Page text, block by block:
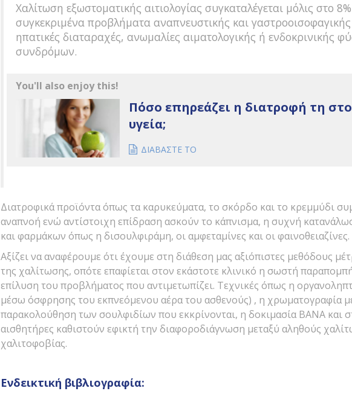
Χαλίτωση εξωστοματικής αιτιολογίας συγκαταλέγεται μόλις στο
συγκεκριμένα προβλήματα αναπνευστικής και γαστροοισοφαγικής
ηπατικές διαταραχές, ανωμαλίες αιματολογικής ή ενδοκρινικής
συνδρόμων.
You'll also enjoy this!
Πόσο επηρεάζει η διατροφή τη
υγεία;
ΔΙΑΒΑΣΤΕ ΤΟ
Διατροφικά προϊόντα όπως τα καρυκεύματα, το σκόρδο και το κρεμμύδι
αναπνοή ενώ αντίστοιχη επίδραση ασκούν το κάπνισμα, η συχνή
και φαρμάκων όπως η δισουλφιράμη, οι αμφεταμίνες και οι φαινοθειαζίνες.
Αξίζει να αναφέρουμε ότι έχουμε στη διάθεση μας αξιόπιστες μεθόδους
της χαλίτωσης, οπότε επαφίεται στον εκάστοτε κλινικό η σωστή
επίλυση του προβλήματος που αντιμετωπίζει. Τεχνικές όπως η
μέσω όσφρησης του εκπνεόμενου αέρα του ασθενούς) , η χρωματογραφία
παρακολούθηση των σουλφιδίων που εκκρίνονται, η δοκιμασία BANA και
αισθητήρες καθιστούν εφικτή την διαφοροδιάγνωση μεταξύ αληθούς
χαλιτοφοβίας.
Ενδεικτική βιβλιογραφία: